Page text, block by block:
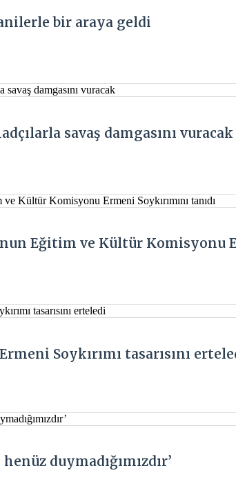
bir araya geldi
savaş damgasını vuracak
Eğitim ve Kültür Komisyonu
Soykırımı tasarısını
duymadığımızdır’